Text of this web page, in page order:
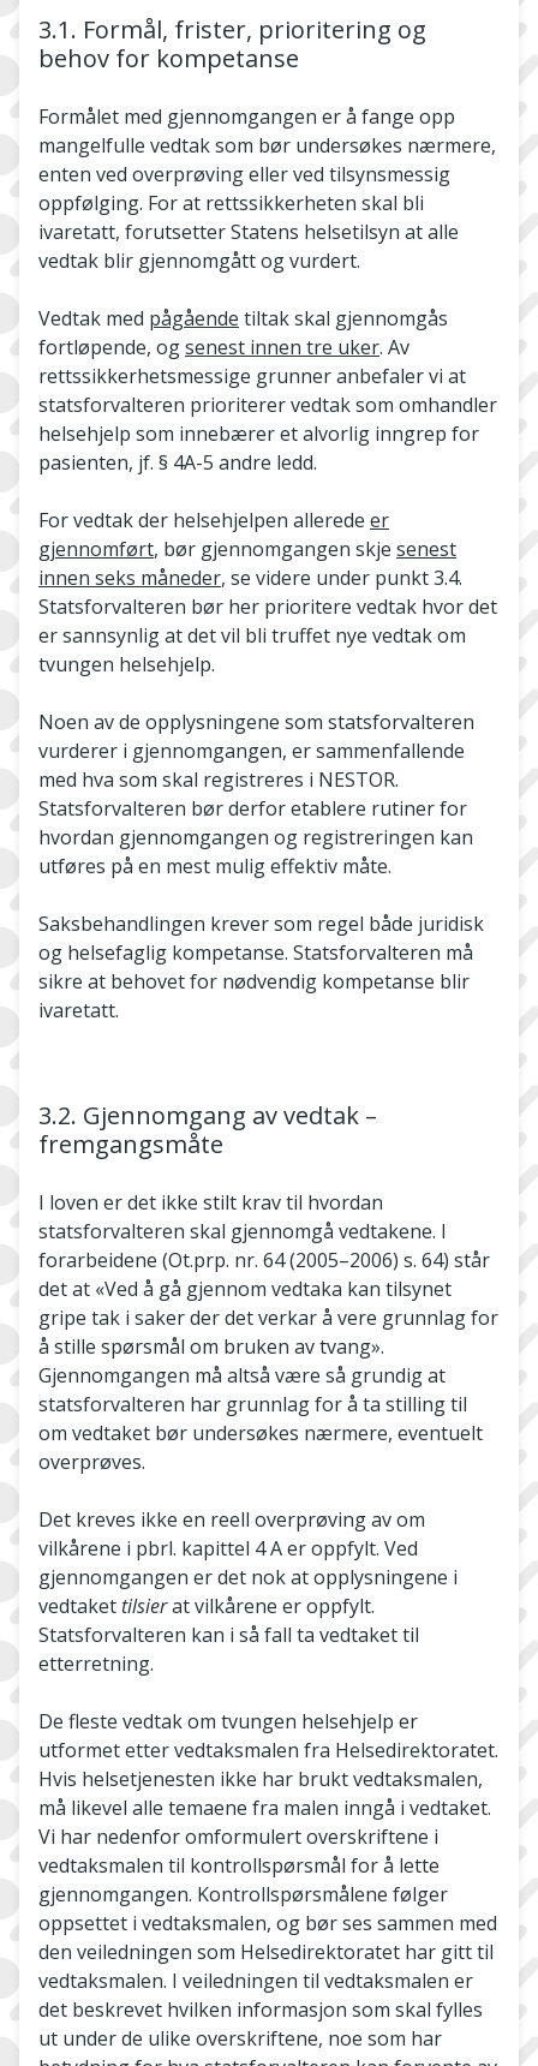
3.1. Formål, frister, prioritering og
behov for kompetanse
Formålet med gjennomgangen er å fange opp
mangelfulle vedtak som bør undersøkes nærmere,
enten ved overprøving eller ved tilsynsmessig
oppfølging. For at rettssikkerheten skal bli
ivaretatt, forutsetter Statens helsetilsyn at alle
vedtak blir gjennomgått og vurdert.
Vedtak med pågående tiltak skal gjennomgås
fortløpende, ogsenest innen tre uker. Av
rettssikkerhetsmessige grunner anbefaler vi at
statsforvalteren prioriterer vedtak som omhandler
helsehjelp som innebærer et alvorlig inngrep for
pasienten, jf. § 4A-5 andre ledd.
For vedtak der helsehjelpen allerede er
gjennomført, bør gjennomgangen skje senest
innen seks måneder, se videre under punkt 3.4.
Statsforvalteren bør her prioritere vedtak hvor det
er sannsynlig at det vil bli truffet nye vedtak om
tvungen helsehjelp.
Noen av de opplysningene som statsforvalteren
vurderer i gjennomgangen, er sammenfallende
med hva som skal registreres i NESTOR.
Statsforvalteren bør derfor etablere rutiner for
hvordan gjennomgangen og registreringen kan
utføres på en mest mulig effektiv måte.
Saksbehandlingen krever som regel både juridisk
og helsefaglig kompetanse. Statsforvalteren må
sikre at behovet for nødvendig kompetanse blir
ivaretatt.
3.2. Gjennomgang av vedtak –
fremgangsmåte
I loven er det ikke stilt krav til hvordan
statsforvalteren skal gjennomgå vedtakene. I
forarbeidene (Ot.prp. nr. 64 (2005–2006) s. 64) står
det at «Ved å gå gjennom vedtaka kan tilsynet
gripe tak i saker der det verkar å vere grunnlag for
å stille spørsmål om bruken av tvang».
Gjennomgangen må altså være så grundig at
statsforvalteren har grunnlag for å ta stilling til
om vedtaket bør undersøkes nærmere, eventuelt
overprøves.
Det kreves ikke en reell overprøving av om
vilkårene i pbrl. kapittel 4 A er oppfylt. Ved
gjennomgangen er det nok at opplysningene i
vedtaket tilsierat vilkårene er oppfylt.
Statsforvalteren kan i så fall ta vedtaket til
etterretning.
De fleste vedtak om tvungen helsehjelp er
utformet etter vedtaksmalen fra Helsedirektoratet.
Hvis helsetjenesten ikke har brukt vedtaksmalen,
må likevel alle temaene fra malen inngå i vedtaket.
Vi har nedenfor omformulert overskriftene i
vedtaksmalen til kontrollspørsmål for å lette
gjennomgangen. Kontrollspørsmålene følger
oppsettet i vedtaksmalen, og bør ses sammen med
den veiledningen som Helsedirektoratet har gitt til
vedtaksmalen. I veiledningen til vedtaksmalen er
det beskrevet hvilken informasjon som skal fylles
ut under de ulike overskriftene, noe som har